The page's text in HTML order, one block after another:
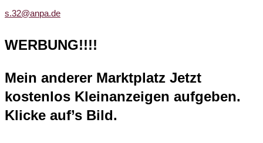
s.32@anpa.de
WERBUNG!!!!
Mein anderer Marktplatz Jetzt
kostenlos Kleinanzeigen aufgeben.
Klicke auf’s Bild.